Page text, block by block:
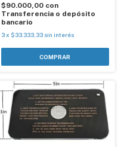
$90.000,00 con
Transferencia o depósito
bancario
3 x $33.333,33 sin interés